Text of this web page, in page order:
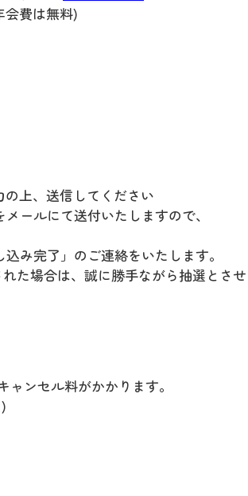
会費は無料)
上、送信してください
ールにて送付いたしますので、
み完了」のご連絡をいたします。
た場合は、誠に勝手ながら抽選とさ
ンセル料がかかります。